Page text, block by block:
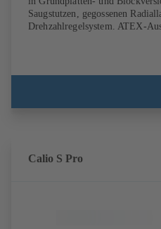
Saugstutzen, gegossenen
Drehzahlregelsystem. ATEX-
Calio S Pro